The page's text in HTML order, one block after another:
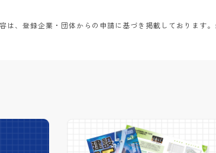
は、登録企業・団体からの申請に基づき掲載しております。